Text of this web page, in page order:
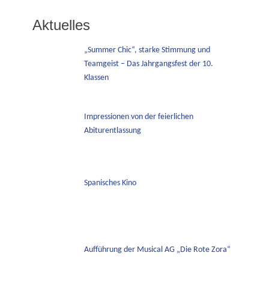
Aktuelles
„Summer Chic“, starke Stimmung und
Teamgeist – Das Jahrgangsfest der 10.
Klassen
Impressionen von der feierlichen
Abiturentlassung
Spanisches Kino
Aufführung der Musical AG „Die Rote Zora“